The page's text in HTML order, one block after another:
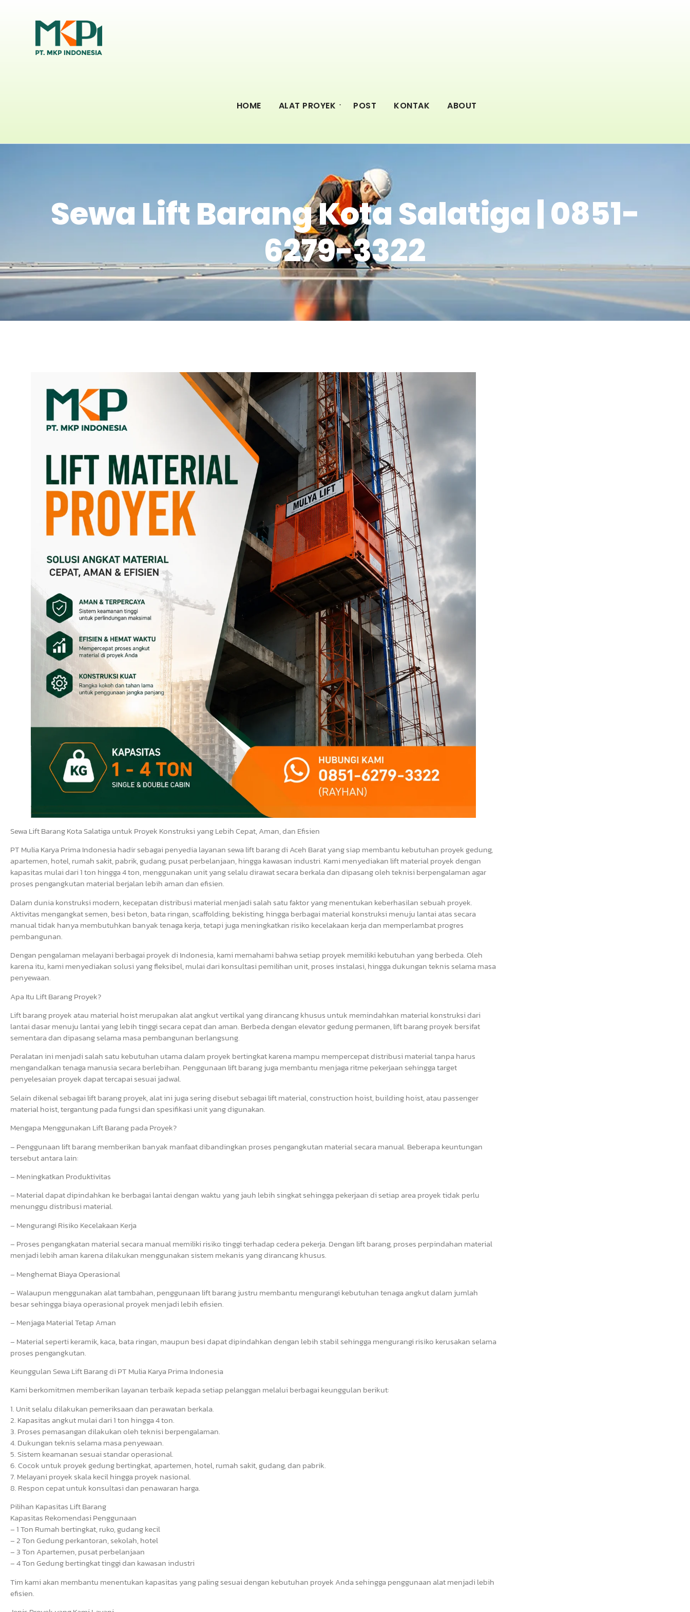
HOME ALAT PROYEK POST KONTAK ABOUT
Sewa Lift Barang Kota Salatiga | 0851-
6279-3322
Sewa Lift Barang Kota Salatiga untuk Proyek Konstruksi yang Lebih Cepat, Aman, dan Efisien
PT Mulia Karya Prima Indonesia hadir sebagai penyedia layanan sewa lift barang di Aceh Barat yang siap membantu kebutuhan proyek gedung,
apartemen, hotel, rumah sakit, pabrik, gudang, pusat perbelanjaan, hingga kawasan industri. Kami menyediakan lift material proyek dengan
kapasitas mulai dari 1 ton hingga 4 ton, menggunakan unit yang selalu dirawat secara berkala dan dipasang oleh teknisi berpengalaman agar
proses pengangkutan material berjalan lebih aman dan efisien.
Dalam dunia konstruksi modern, kecepatan distribusi material menjadi salah satu faktor yang menentukan keberhasilan sebuah proyek.
Aktivitas mengangkat semen, besi beton, bata ringan, scaffolding, bekisting, hingga berbagai material konstruksi menuju lantai atas secara
manual tidak hanya membutuhkan banyak tenaga kerja, tetapi juga meningkatkan risiko kecelakaan kerja dan memperlambat progres
pembangunan.
Dengan pengalaman melayani berbagai proyek di Indonesia, kami memahami bahwa setiap proyek memiliki kebutuhan yang berbeda. Oleh
karena itu, kami menyediakan solusi yang fleksibel, mulai dari konsultasi pemilihan unit, proses instalasi, hingga dukungan teknis selama masa
penyewaan.
Apa Itu Lift Barang Proyek?
Lift barang proyek atau material hoist merupakan alat angkut vertikal yang dirancang khusus untuk memindahkan material konstruksi dari
lantai dasar menuju lantai yang lebih tinggi secara cepat dan aman. Berbeda dengan elevator gedung permanen, lift barang proyek bersifat
sementara dan dipasang selama masa pembangunan berlangsung.
Peralatan ini menjadi salah satu kebutuhan utama dalam proyek bertingkat karena mampu mempercepat distribusi material tanpa harus
mengandalkan tenaga manusia secara berlebihan. Penggunaan lift barang juga membantu menjaga ritme pekerjaan sehingga target
penyelesaian proyek dapat tercapai sesuai jadwal.
Selain dikenal sebagai lift barang proyek, alat ini juga sering disebut sebagai lift material, construction hoist, building hoist, atau passenger
material hoist, tergantung pada fungsi dan spesifikasi unit yang digunakan.
Mengapa Menggunakan Lift Barang pada Proyek?
– Penggunaan lift barang memberikan banyak manfaat dibandingkan proses pengangkutan material secara manual. Beberapa keuntungan
tersebut antara lain:
– Meningkatkan Produktivitas
– Material dapat dipindahkan ke berbagai lantai dengan waktu yang jauh lebih singkat sehingga pekerjaan di setiap area proyek tidak perlu
menunggu distribusi material.
– Mengurangi Risiko Kecelakaan Kerja
– Proses pengangkatan material secara manual memiliki risiko tinggi terhadap cedera pekerja. Dengan lift barang, proses perpindahan material
menjadi lebih aman karena dilakukan menggunakan sistem mekanis yang dirancang khusus.
– Menghemat Biaya Operasional
– Walaupun menggunakan alat tambahan, penggunaan lift barang justru membantu mengurangi kebutuhan tenaga angkut dalam jumlah
besar sehingga biaya operasional proyek menjadi lebih efisien.
– Menjaga Material Tetap Aman
– Material seperti keramik, kaca, bata ringan, maupun besi dapat dipindahkan dengan lebih stabil sehingga mengurangi risiko kerusakan selama
proses pengangkutan.
Keunggulan Sewa Lift Barang di PT Mulia Karya Prima Indonesia
Kami berkomitmen memberikan layanan terbaik kepada setiap pelanggan melalui berbagai keunggulan berikut:
1. Unit selalu dilakukan pemeriksaan dan perawatan berkala.
2. Kapasitas angkut mulai dari 1 ton hingga 4 ton.
3. Proses pemasangan dilakukan oleh teknisi berpengalaman.
4. Dukungan teknis selama masa penyewaan.
5. Sistem keamanan sesuai standar operasional.
6. Cocok untuk proyek gedung bertingkat, apartemen, hotel, rumah sakit, gudang, dan pabrik.
7. Melayani proyek skala kecil hingga proyek nasional.
8. Respon cepat untuk konsultasi dan penawaran harga.
Pilihan Kapasitas Lift Barang
Kapasitas Rekomendasi Penggunaan
– 1 Ton Rumah bertingkat, ruko, gudang kecil
– 2 Ton Gedung perkantoran, sekolah, hotel
– 3 Ton Apartemen, pusat perbelanjaan
– 4 Ton Gedung bertingkat tinggi dan kawasan industri
Tim kami akan membantu menentukan kapasitas yang paling sesuai dengan kebutuhan proyek Anda sehingga penggunaan alat menjadi lebih
efisien.